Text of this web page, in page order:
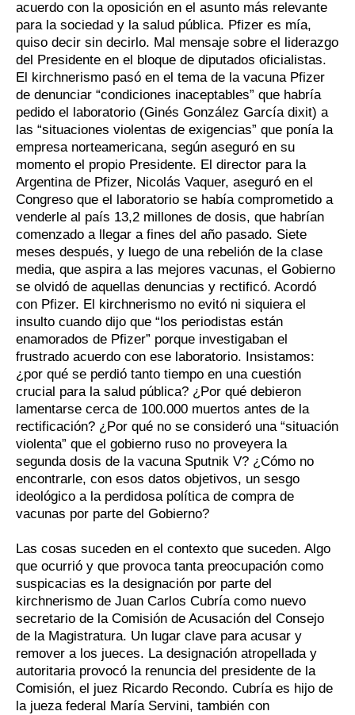
acuerdo con la oposición en el asunto más relevante
para la sociedad y la salud pública. Pfizer es mía,
quiso decir sin decirlo. Mal mensaje sobre el liderazgo
del Presidente en el bloque de diputados oficialistas.
El kirchnerismo pasó en el tema de la vacuna Pfizer
de denunciar “condiciones inaceptables” que habría
pedido el laboratorio (Ginés González García dixit) a
las “situaciones violentas de exigencias” que ponía la
empresa norteamericana, según aseguró en su
momento el propio Presidente. El director para la
Argentina de Pfizer, Nicolás Vaquer, aseguró en el
Congreso que el laboratorio se había comprometido a
venderle al país 13,2 millones de dosis, que habrían
comenzado a llegar a fines del año pasado. Siete
meses después, y luego de una rebelión de la clase
media, que aspira a las mejores vacunas, el Gobierno
se olvidó de aquellas denuncias y rectificó. Acordó
con Pfizer. El kirchnerismo no evitó ni siquiera el
insulto cuando dijo que “los periodistas están
enamorados de Pfizer” porque investigaban el
frustrado acuerdo con ese laboratorio. Insistamos:
¿por qué se perdió tanto tiempo en una cuestión
crucial para la salud pública? ¿Por qué debieron
lamentarse cerca de 100.000 muertos antes de la
rectificación? ¿Por qué no se consideró una “situación
violenta” que el gobierno ruso no proveyera la
segunda dosis de la vacuna Sputnik V? ¿Cómo no
encontrarle, con esos datos objetivos, un sesgo
ideológico a la perdidosa política de compra de
vacunas por parte del Gobierno?
Las cosas suceden en el contexto que suceden. Algo
que ocurrió y que provoca tanta preocupación como
suspicacias es la designación por parte del
kirchnerismo de Juan Carlos Cubría como nuevo
secretario de la Comisión de Acusación del Consejo
de la Magistratura. Un lugar clave para acusar y
remover a los jueces. La designación atropellada y
autoritaria provocó la renuncia del presidente de la
Comisión, el juez Ricardo Recondo. Cubría es hijo de
la jueza federal María Servini, también con